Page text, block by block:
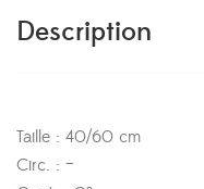
Description
Taille : 40/60 cm
Circ. : –